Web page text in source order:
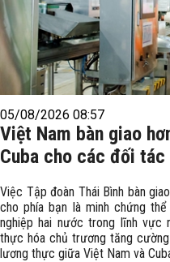
05/08/2026 08:57
Việt Nam bàn giao
Cuba cho các đối tác
Việc Tập đoàn Thái Bình bàn
cho phía bạn là minh chứng
nghiệp hai nước trong lĩnh vực
thực hóa chủ trương tăng
lương thực giữa Việt Nam và